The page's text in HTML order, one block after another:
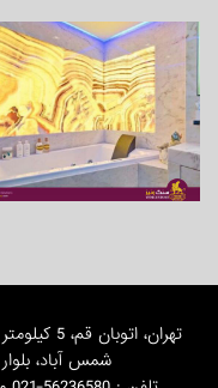
تهران،
شمس آباد، بلوار